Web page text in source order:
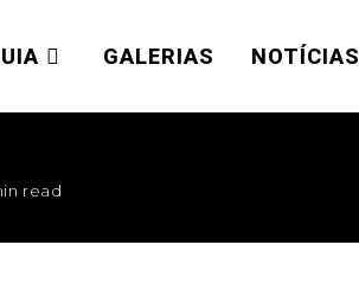
GALERIAS NOTÍCIAS
read